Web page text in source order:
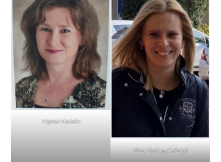
Hajnal Katalin
Kiss Gyöngyi Margit